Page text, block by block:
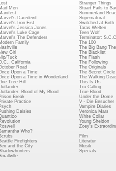
Men
Daredevil
Iron Fist
Jessica Jones
Luke Cage
The Defenders
Family
Girl
Tuck
California
Road
Upon a Time
Upon a Time in Wonderland
Tree Hill
Blood of My Blood
Break
Practice
Daisies
Who?
Firefighters
and the City
Stranger Things
Stuart Fails to
Summerland
Supernatural
Switched at Birth
Taras Welten
Teen Wolf
Terminator:
The 100
The Big Bang
The Blacklist
The Flash
The Following
The Originals
The Secret Circle
The Walking Dead
This Is Us
Tru Calling
True Blood
Under the Dome
V - Die Besucher
Vampire Diaries
Veronica Mars
White Collar
Young Sheldon
Zoey's
Film
Literatur
Musik
Specials